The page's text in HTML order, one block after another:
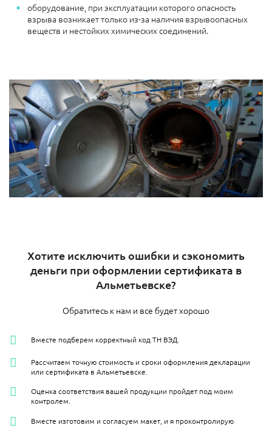
оборудование, при эксплуатации которого опасность
взрыва возникает только из-за наличия взрывоопасных
веществ и нестойких химических соединений.
Хотите исключить ошибки и сэкономить
деньги при оформлении сертификата в
Альметьевске​?
Обратитесь к нам и все будет хорошо
Вместе подберем корректный код ТН ВЭД.
Рассчитаем точную стоимость и сроки оформления декларации
или сертификата в Альметьевске​.
Оценка соответствия вашей продукции пройдет под моим
контролем.
Вместе изготовим и согласуем макет, и я проконтролирую